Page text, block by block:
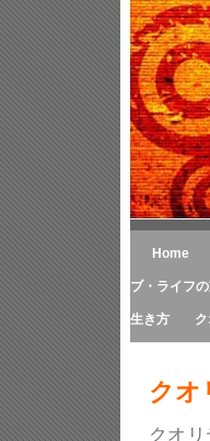
Home
ブ・ライフ
生き方
クオ
クオ